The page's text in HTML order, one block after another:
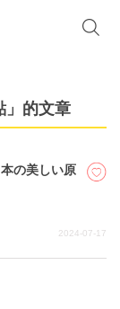
」的文章
の美しい原
2024-07-17